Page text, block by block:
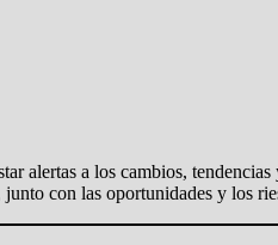
alertas a los cambios, tendencias
con las oportunidades y los